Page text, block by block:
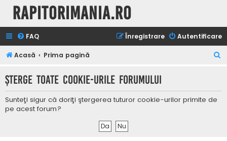
Rapitorimania.ro
FAQ Autentificare
Înregistrare
Acasă Prima pagină
t
Şterge toate cookie-urile forumului
Sunteţi sigur că doriţi ştergerea tuturor cookie-urilor primite de
pe acest forum?